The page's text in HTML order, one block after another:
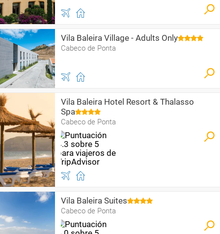
Vila Baleira Village - Adults Only
Cabeco de Ponta
Vila Baleira Hotel Resort & Thalasso
Spa
Cabeco de Ponta
Vila Baleira Suites
Cabeco de Ponta